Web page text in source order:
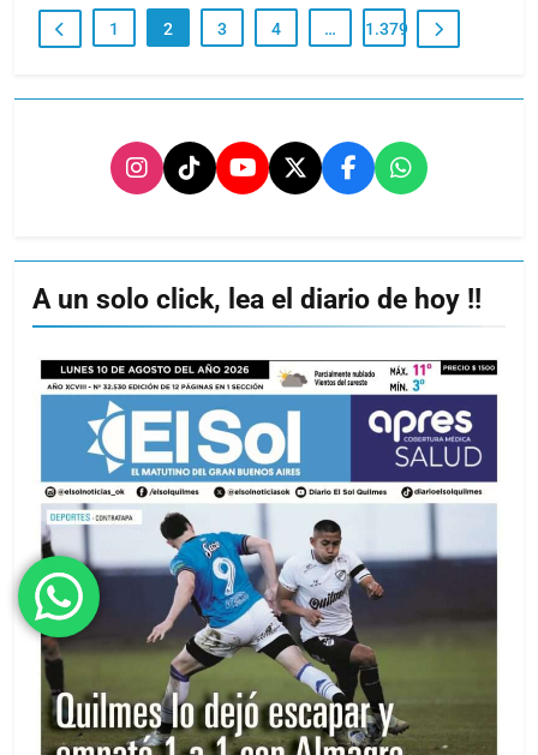
1 2 3 4 … 1.379
A un solo click, lea el diario de hoy !!